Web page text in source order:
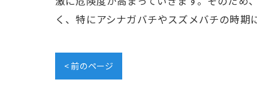
く、特にアシナガバチやスズメバチの時期
< 前のページ